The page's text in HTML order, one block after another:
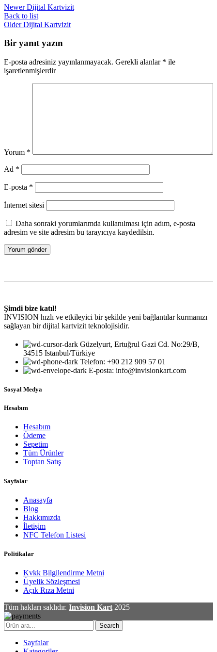
yansıtmanın yanı sıra duygusal tepkileri de
tetikleyebilir. Doğru renk seçimi, kartvizitinize
etkileyici bir görünüm kazandırabilir ve hedef
kitlenizin ilgisini çekebilir.
Newer Dijital Kartvizit
Back to list
Older Dijital Kartvizit
Bir yanıt yazın
E-posta adresiniz yayınlanmayacak. Gerekli alanlar * ile
işaretlenmişlerdir
Yorum *
Ad *
E-posta *
İnternet sitesi
Daha sonraki yorumlarımda kullanılması için adım, e-posta
adresim ve site adresim bu tarayıcıya kaydedilsin.
Şimdi bize katıl!
INVISION hızlı ve etkileyici bir şekilde yeni bağlantılar kurmanızı
sağlayan bir dijital kartvizit teknolojisidir.
Güzelyurt, Ertuğrul Gazi Cd. No:29/B,
34515 Istanbul/Türkiye
Telefon: +90 212 909 57 01
E-posta: info@invisionkart.com
Sosyal Medya
Hesabım
Hesabım
Ödeme
Sepetim
Tüm Ürünler
Toptan Satış
Sayfalar
Anasayfa
Blog
Hakkımızda
İletişim
NFC Telefon Listesi
Politikalar
Kvkk Bilgilendirme Metni
Üyelik Sözleşmesi
Açık Rıza Metni
Tüm hakları saklıdır. Invision Kart 2025
Search
Sayfalar